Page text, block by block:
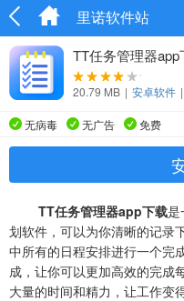
里诺软件站
TT任务管理器app
20.79 MB | 安卓软件 |
无病毒 无广告 免费
TT任务管理器app下载是
划软件，可以为你清晰的记录
中所有的日程安排进行一个完
成，让你可以更加高效的完成
大量的时间和精力，让工作变